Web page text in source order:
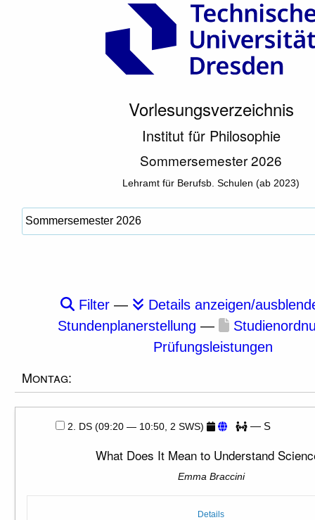
Vorlesungsverzeichnis
Institut für Philosophie
Sommersemester 2026
Lehramt für Berufsb. Schulen (ab 2023)
Filter—
Details anzeigen/
Stundenplanerstellung —
Prüfungsleistungen
Montag:
2. DS (09:20 — 10:50, 2 SWS) — S
What Does It Mean to Understand
Emma Braccini
Details